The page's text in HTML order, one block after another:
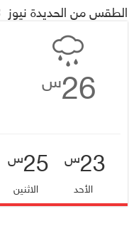
الطقس من الحديدة نيوز
26س
23س
الأحد
25س
الاثنين